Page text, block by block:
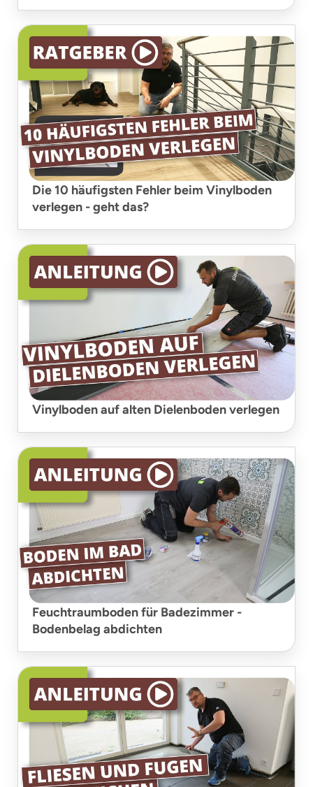
Die 10 häufigsten Fehler beim Vinylboden
verlegen - geht das?
Vinylboden auf alten Dielenboden verlegen
Feuchtraumboden für Badezimmer -
Bodenbelag abdichten